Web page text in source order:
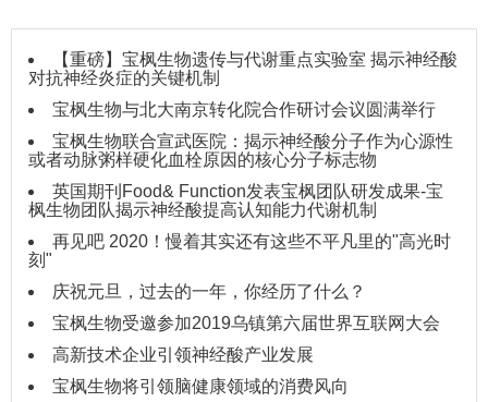
【重磅】宝枫生物遗传与代谢重点实验室 揭示神经酸
对抗神经炎症的关键机制
宝枫生物与北大南京转化院合作研讨会议圆满举行
宝枫生物联合宣武医院：揭示神经酸分子作为心源性
或者动脉粥样硬化血栓原因的核心分子标志物
英国期刊Food& Function发表宝枫团队研发成果-宝
枫生物团队揭示神经酸提高认知能力代谢机制
再见吧 2020！慢着其实还有这些不平凡里的"高光时
刻"
庆祝元旦，过去的一年，你经历了什么？
宝枫生物受邀参加2019乌镇第六届世界互联网大会
高新技术企业引领神经酸产业发展
宝枫生物将引领脑健康领域的消费风向